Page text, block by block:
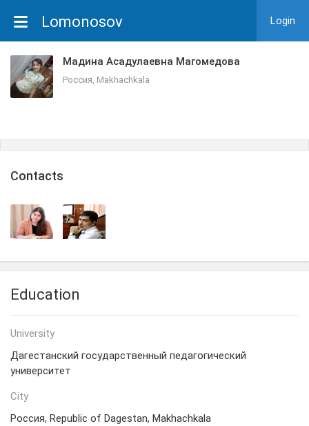
Lomonosov Login
Мадина Асадулаевна Магомедова
Россия, Makhachkala
Сontacts
Education
University
Дагестанский государственный педагогический
университет
City
Россия, Republic of Dagestan, Makhachkala